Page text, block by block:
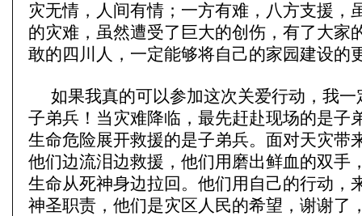
灾无情，人间有情；一方有难，八方支援，
的灾难，虽然遭受了巨大的创伤，有了大家
敢的四川人，一定能够将自己的家园建设的
如果我真的可以参加这次关爱行动，我
子弟兵！当灾难降临，最先赶赴现场的是子
生命危险展开救援的是子弟兵。面对天灾带
他们边流泪边救援，他们用磨出鲜血的双手
生命从死神身边拉回。他们用自己的行动，
神圣职责，他们是灾区人民的希望，谢谢了